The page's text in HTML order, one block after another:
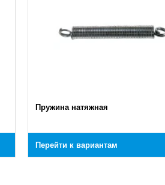
Пружина натяжная
Перейти к вариантам